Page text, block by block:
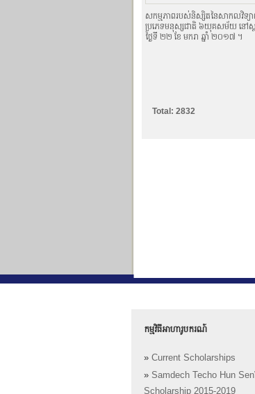
សកម្មភាពរបស់និស្សិតនៃសាកលវិទ្យា
ប្រភេទមនុស្សជាតិ ៦យុគសម័យ នៅស្
ថ្ងៃទី ២២ ខែ មករា ឆ្នាំ ២០១៧ ។
Total: 2832
កម្មវិធីអាហារូបករណ៍
» Current Scholarships
» Samdech Techo Hun
Scholarship 2015-2019